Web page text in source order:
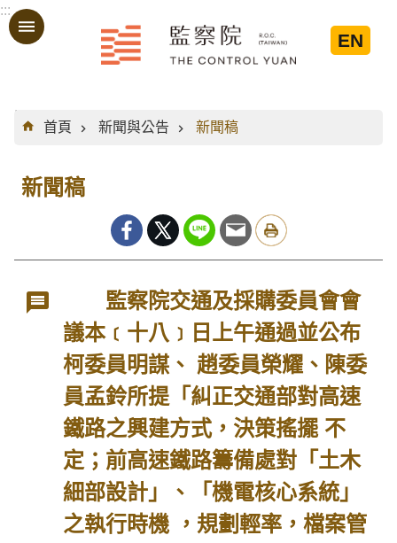
跳到主要內容區塊
:::
EN
:::
首頁
新聞與公告 新聞稿
新聞稿
監察院交通及採購委員會會
議本﹝十八﹞日上午通過並公布
柯委員明謀、 趙委員榮耀、陳委
員孟鈴所提「糾正交通部對高速
鐵路之興建方式，決策搖擺 不
定；前高速鐵路籌備處對「土木
細部設計」、「機電核心系統」
之執行時機 ，規劃輕率，檔案管